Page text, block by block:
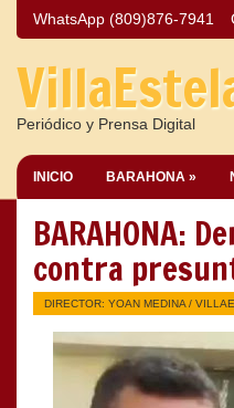
WhatsApp (809)876-7941
Periódico y Prensa Digital
INICIO BARAHONA »
BARAHONA:
contra
DIRECTOR: YOAN MEDINA /